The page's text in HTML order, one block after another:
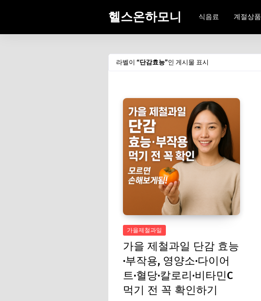
헬스온하모니 식음료 계절상품
라벨이 단감효능 인 게시물 표시
가을제철과일
가을 제철과일 단감 효능
·부작용, 영양소·다이어
트·혈당·칼로리·비타민C
먹기 전 꼭 확인하기